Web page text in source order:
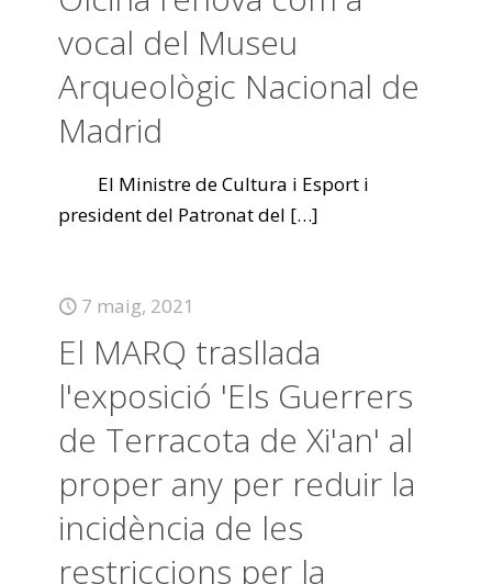
vocal del Museu
Arqueològic Nacional de
Madrid
El Ministre de Cultura i Esport i
president del Patronat del […]
7 maig, 2021
El MARQ trasllada
l'exposició 'Els Guerrers
de Terracota de Xi'an' al
proper any per reduir la
incidència de les
restriccions per la